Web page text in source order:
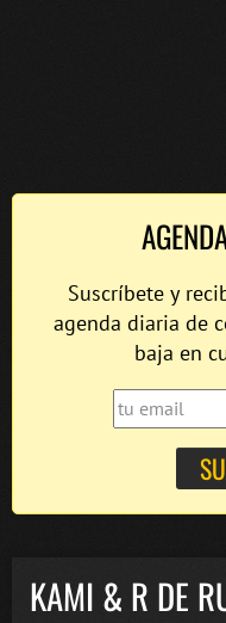
Suscríbete y
agenda diaria de
baja en
KAMI & R DE